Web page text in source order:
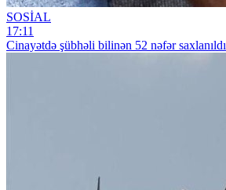
SOSİAL
17:11
Cinayətdə şübhəli bilinən 52 nəfər saxlanıldı